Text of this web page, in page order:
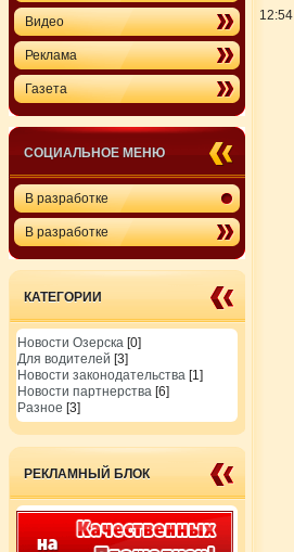
Видео
Реклама
Газета
СОЦИАЛЬНОЕ МЕНЮ
В разработке
В разработке
КАТЕГОРИИ
Новости Озерска [0]
Для водителей [3]
Новости законодательства [1]
Новости партнерства [6]
Разное [3]
РЕКЛАМНЫЙ БЛОК
12:54